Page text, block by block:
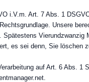
i.V.m. Art. 7 Abs. 1
Unsere
es sei denn, Sie
auf Art. 6 Abs.